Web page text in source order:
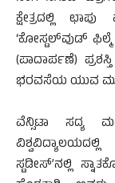
ಕ್ಷೇತ್ರದಲ್ಲಿ
‘ಕೋಸ್ಟಲ್‌ವುಡ್
(ಪಾದಾರ್ಪಣೆ)
ಭರವಸೆಯ ಯುವ
ವೆನ್ಸಿಟಾ ಸದ್ಯ
ಸ್ಟಡೀಸ್’ನಲ್ಲಿ